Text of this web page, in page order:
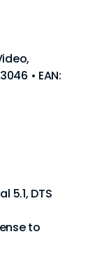
• EAN:
5.1, DTS
to